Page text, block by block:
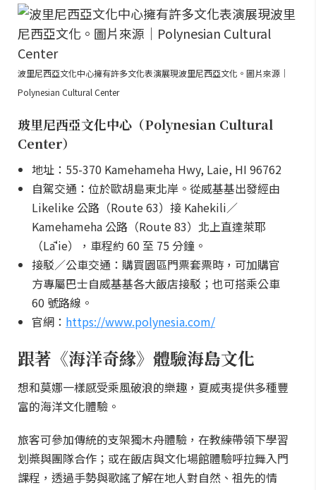
波里尼西亞文化中心擁有許多文化表演展現波里尼西亞文化。圖片來源｜
Polynesian Cultural Center
玻里尼西亞文化中心（Polynesian Cultural
Center）
地址：55-370 Kamehameha Hwy, Laie, HI 96762
自駕交通：位於歐胡島東北岸。從威基基出發經由
Likelike 公路（Route 63）接 Kahekili／
Kamehameha 公路（Route 83）北上直達萊耶
（Lāʻie），車程約 60 至 75 分鐘。
接駁／公車交通：購買園區門票套票時，可加購官
方專屬巴士自威基基各大飯店接駁；也可搭乘公車
60 號路線。
官網： https://www.polynesia.com/
跟著《海洋奇緣》體驗海島文化
想和莫娜一樣感受乘風破浪的樂趣，夏威夷提供多種豐
富的海洋文化體驗。
旅客可參加傳統的支架獨木舟體驗，在教練帶領下學習
划槳與團隊合作；或在飯店與文化場館體驗呼拉舞入門
課程，透過手勢與歌謠了解在地人對自然、祖先的情